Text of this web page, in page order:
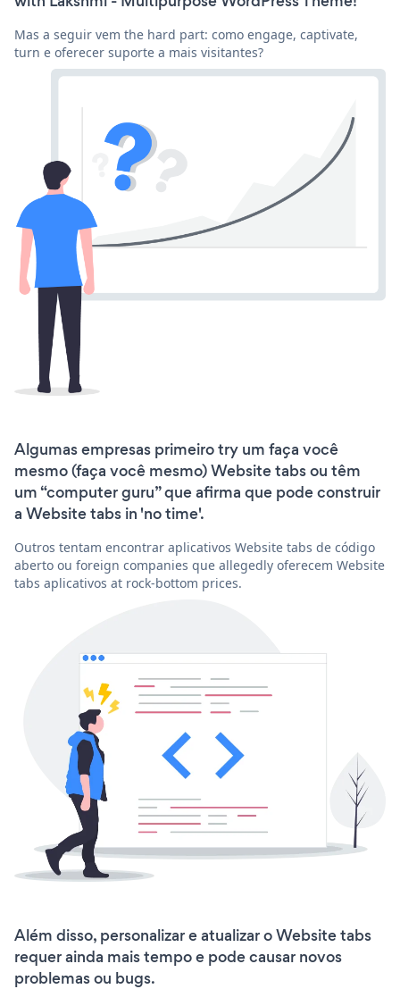
Mas a seguir vem the hard part: como engage, captivate,
turn e oferecer suporte a mais visitantes?
Algumas empresas primeiro try um faça você
mesmo (faça você mesmo) Website tabs ou têm
um “computer guru” que afirma que pode construir
a Website tabs in 'no time'.
Outros tentam encontrar aplicativos Website tabs de código
aberto ou foreign companies que allegedly oferecem Website
tabs aplicativos at rock-bottom prices.
Além disso, personalizar e atualizar o Website tabs
requer ainda mais tempo e pode causar novos
problemas ou bugs.